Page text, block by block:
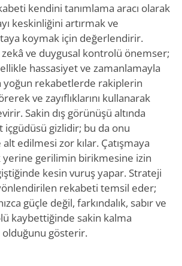
kendini tanımlama aracı olarak
keskinliğini artırmak ve
koymak için değerlendirir.
ve duygusal kontrolü önemser;
hassasiyet ve zamanlamayla
yoğun rekabetlerde rakiplerin
ve zayıflıklarını kullanarak
Sakin dış görünüşü altında
içgüdüsü gizlidir; bu da onu
edilmesi zor kılar. Çatışmaya
yerine gerilimin birikmesine izin
kesin vuruş yapar. Strateji
rekabeti temsil eder;
güçle değil, farkındalık, sabır ve
kaybettiğinde sakin kalma
gösterir.